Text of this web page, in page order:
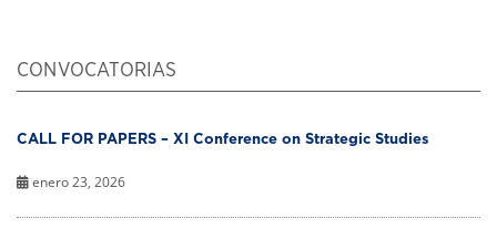
CONVOCATORIAS
CALL FOR PAPERS – XI Conference on Strategic Studies
enero 23, 2026